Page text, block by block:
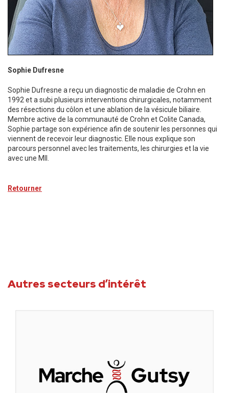
Sophie Dufresne
Sophie Dufresne a reçu un diagnostic de maladie de Crohn en
1992 et a subi plusieurs interventions chirurgicales, notamment
des résections du côlon et une ablation de la vésicule biliaire.
Membre active de la communauté de Crohn et Colite Canada,
Sophie partage son expérience afin de soutenir les personnes qui
viennent de recevoir leur diagnostic. Elle nous explique son
parcours personnel avec les traitements, les chirurgies et la vie
avec une MII.
Retourner
Autres secteurs d’intérêt